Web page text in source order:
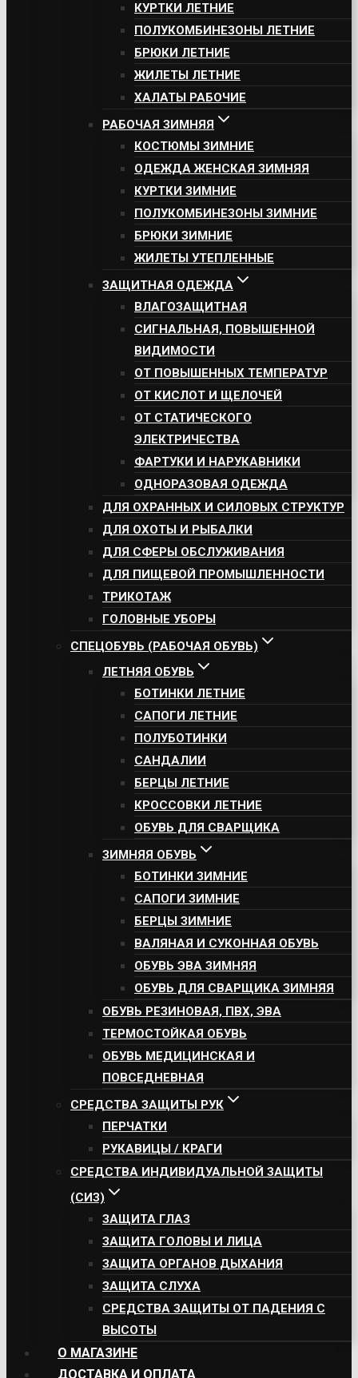
КУРТКИ ЛЕТНИЕ
ПОЛУКОМБИНЕЗОНЫ ЛЕТНИЕ
БРЮКИ ЛЕТНИЕ
ЖИЛЕТЫ ЛЕТНИЕ
ХАЛАТЫ РАБОЧИЕ
РАБОЧАЯ ЗИМНЯЯ
КОСТЮМЫ ЗИМНИЕ
ОДЕЖДА ЖЕНСКАЯ ЗИМНЯЯ
КУРТКИ ЗИМНИЕ
ПОЛУКОМБИНЕЗОНЫ ЗИМНИЕ
БРЮКИ ЗИМНИЕ
ЖИЛЕТЫ УТЕПЛЕННЫЕ
ЗАЩИТНАЯ ОДЕЖДА
ВЛАГОЗАЩИТНАЯ
СИГНАЛЬНАЯ, ПОВЫШЕННОЙ
ВИДИМОСТИ
ОТ ПОВЫШЕННЫХ ТЕМПЕРАТУР
ОТ КИСЛОТ И ЩЕЛОЧЕЙ
ОТ СТАТИЧЕСКОГО
ЭЛЕКТРИЧЕСТВА
ФАРТУКИ И НАРУКАВНИКИ
ОДНОРАЗОВАЯ ОДЕЖДА
ДЛЯ ОХРАННЫХ И СИЛОВЫХ СТРУКТУР
ДЛЯ ОХОТЫ И РЫБАЛКИ
ДЛЯ СФЕРЫ ОБСЛУЖИВАНИЯ
ДЛЯ ПИЩЕВОЙ ПРОМЫШЛЕННОСТИ
ТРИКОТАЖ
ГОЛОВНЫЕ УБОРЫ
СПЕЦОБУВЬ (РАБОЧАЯ ОБУВЬ)
ЛЕТНЯЯ ОБУВЬ
БОТИНКИ ЛЕТНИЕ
САПОГИ ЛЕТНИЕ
ПОЛУБОТИНКИ
САНДАЛИИ
БЕРЦЫ ЛЕТНИЕ
КРОССОВКИ ЛЕТНИЕ
ОБУВЬ ДЛЯ СВАРЩИКА
ЗИМНЯЯ ОБУВЬ
БОТИНКИ ЗИМНИЕ
САПОГИ ЗИМНИЕ
БЕРЦЫ ЗИМНИЕ
ВАЛЯНАЯ И СУКОННАЯ ОБУВЬ
ОБУВЬ ЭВА ЗИМНЯЯ
ОБУВЬ ДЛЯ СВАРЩИКА ЗИМНЯЯ
ОБУВЬ РЕЗИНОВАЯ, ПВХ, ЭВА
ТЕРМОСТОЙКАЯ ОБУВЬ
ОБУВЬ МЕДИЦИНСКАЯ И
ПОВСЕДНЕВНАЯ
СРЕДСТВА ЗАЩИТЫ РУК
ПЕРЧАТКИ
РУКАВИЦЫ / КРАГИ
СРЕДСТВА ИНДИВИДУАЛЬНОЙ ЗАЩИТЫ
(СИЗ)
ЗАЩИТА ГЛАЗ
ЗАЩИТА ГОЛОВЫ И ЛИЦА
ЗАЩИТА ОРГАНОВ ДЫХАНИЯ
ЗАЩИТА СЛУХА
СРЕДСТВА ЗАЩИТЫ ОТ ПАДЕНИЯ С
ВЫСОТЫ
О МАГАЗИНЕ
ДОСТАВКА И ОПЛАТА